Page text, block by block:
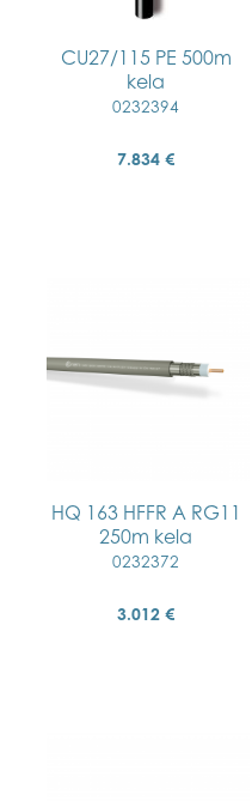
CU27/115 PE 500m
kela
0232394
7.834 €
HQ 163 HFFR A RG11
250m kela
0232372
3.012 €